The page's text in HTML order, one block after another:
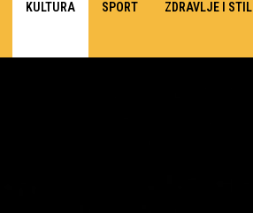
KULTURA SPORT ZDRAVLJE I STIL